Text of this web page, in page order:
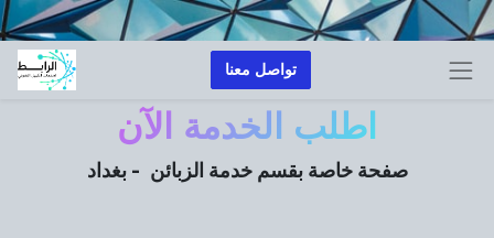
تواصل معنا
اطلب الخدمة الآن
صفحة خاصة بقسم خدمة الزبائن - بغداد